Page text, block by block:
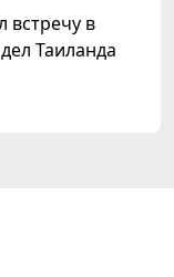
встречу в
Таиланда